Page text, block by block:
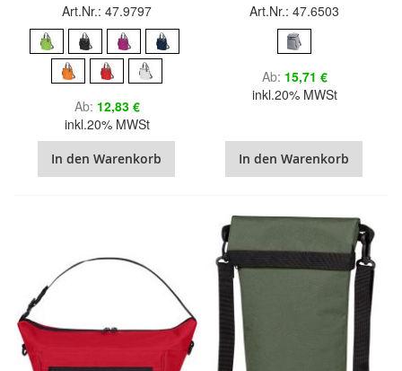
Art.Nr.: 47.9797
Ab 12,83 €
inkl.20% MWSt
In den Warenkorb
Art.Nr.: 47.6503
Ab 15,71 €
inkl.20% MWSt
In den Warenkorb